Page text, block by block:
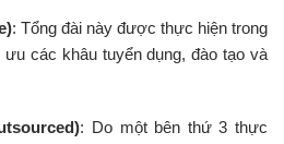
: Tổng đài này được thực hiện trong
ưu các khâu tuyển dụng, đào tạo và
: Do một bên thứ 3 thực